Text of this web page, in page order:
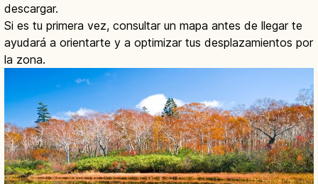
descargar.
Si es tu primera vez, consultar un mapa antes de llegar te
ayudará a orientarte y a optimizar tus desplazamientos por
la zona.